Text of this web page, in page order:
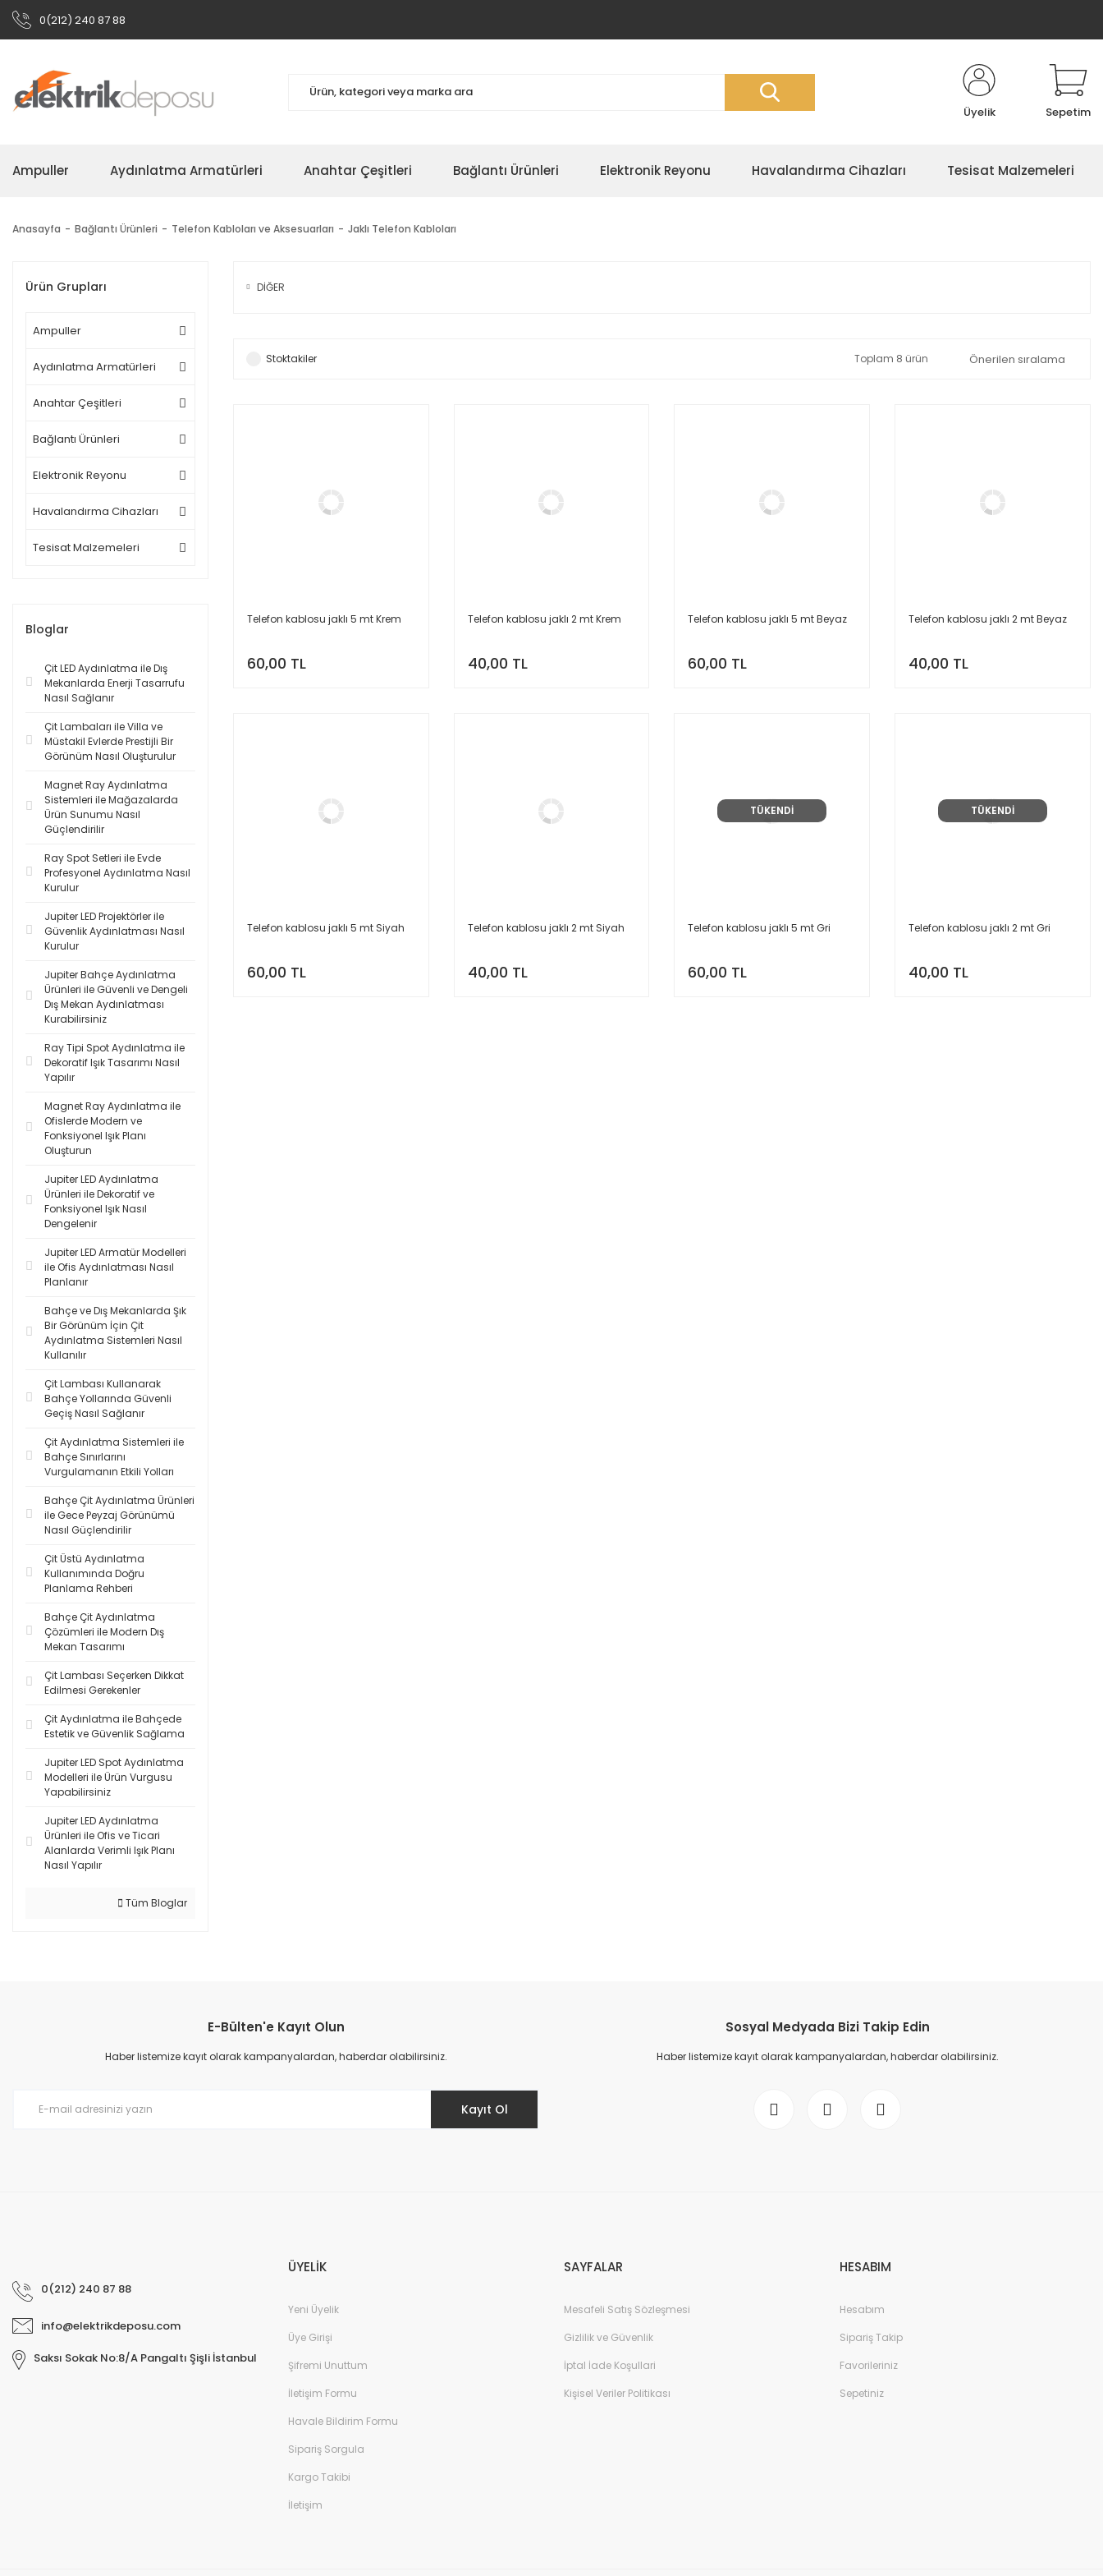
0(212) 240 87 88
Üyelik Sepetim
Ampuller Aydınlatma Armatürleri Anahtar Çeşitleri Bağlantı Ürünleri Elektronik Reyonu Havalandırma Cihazları Tesisat Malzemeleri
Anasayfa Bağlantı Ürünleri Telefon Kabloları ve Aksesuarları Jaklı Telefon Kabloları
Ürün Grupları
Ampuller
Aydınlatma Armatürleri
Anahtar Çeşitleri
Bağlantı Ürünleri
Elektronik Reyonu
Havalandırma Cihazları
Tesisat Malzemeleri
Bloglar
Çit LED Aydınlatma ile Dış
Mekanlarda Enerji Tasarrufu
Nasıl Sağlanır
Çit Lambaları ile Villa ve
Müstakil Evlerde Prestijli Bir
Görünüm Nasıl Oluşturulur
Magnet Ray Aydınlatma
Sistemleri ile Mağazalarda
Ürün Sunumu Nasıl
Güçlendirilir
Ray Spot Setleri ile Evde
Profesyonel Aydınlatma Nasıl
Kurulur
Jupiter LED Projektörler ile
Güvenlik Aydınlatması Nasıl
Kurulur
Jupiter Bahçe Aydınlatma
Ürünleri ile Güvenli ve Dengeli
Dış Mekan Aydınlatması
Kurabilirsiniz
Ray Tipi Spot Aydınlatma ile
Dekoratif Işık Tasarımı Nasıl
Yapılır
Magnet Ray Aydınlatma ile
Ofislerde Modern ve
Fonksiyonel Işık Planı
Oluşturun
Jupiter LED Aydınlatma
Ürünleri ile Dekoratif ve
Fonksiyonel Işık Nasıl
Dengelenir
Jupiter LED Armatür Modelleri
ile Ofis Aydınlatması Nasıl
Planlanır
Bahçe ve Dış Mekanlarda Şık
Bir Görünüm İçin Çit
Aydınlatma Sistemleri Nasıl
Kullanılır
Çit Lambası Kullanarak
Bahçe Yollarında Güvenli
Geçiş Nasıl Sağlanır
Çit Aydınlatma Sistemleri ile
Bahçe Sınırlarını
Vurgulamanın Etkili Yolları
Bahçe Çit Aydınlatma Ürünleri
ile Gece Peyzaj Görünümü
Nasıl Güçlendirilir
Çit Üstü Aydınlatma
Kullanımında Doğru
Planlama Rehberi
Bahçe Çit Aydınlatma
Çözümleri ile Modern Dış
Mekan Tasarımı
Çit Lambası Seçerken Dikkat
Edilmesi Gerekenler
Çit Aydınlatma ile Bahçede
Estetik ve Güvenlik Sağlama
Jupiter LED Spot Aydınlatma
Modelleri ile Ürün Vurgusu
Yapabilirsiniz
Jupiter LED Aydınlatma
Ürünleri ile Ofis ve Ticari
Alanlarda Verimli Işık Planı
Nasıl Yapılır
Tüm Bloglar
DİĞER
Stoktakiler Toplam 8 ürün
Telefon kablosu jaklı 5 mt Krem
60,00 TL
Telefon kablosu jaklı 2 mt Krem
40,00 TL
Telefon kablosu jaklı 5 mt Beyaz
60,00 TL
Telefon kablosu jaklı 2 mt Beyaz
40,00 TL
Telefon kablosu jaklı 5 mt Siyah
60,00 TL
Telefon kablosu jaklı 2 mt Siyah
40,00 TL
TÜKENDİ
Telefon kablosu jaklı 5 mt Gri
60,00 TL
TÜKENDİ
Telefon kablosu jaklı 2 mt Gri
40,00 TL
E-Bülten'e Kayıt Olun
Haber listemize kayıt olarak kampanyalardan, haberdar olabilirsiniz.
Kayıt Ol
Sosyal Medyada Bizi Takip Edin
Haber listemize kayıt olarak kampanyalardan, haberdar olabilirsiniz.
0(212) 240 87 88
info@elektrikdeposu.com
Saksı Sokak No:8/A Pangaltı Şişli İstanbul
ÜYELİK
Yeni Üyelik
Üye Girişi
Şifremi Unuttum
İletişim Formu
Havale Bildirim Formu
Sipariş Sorgula
Kargo Takibi
İletişim
SAYFALAR
Mesafeli Satış Sözleşmesi
Gizlilik ve Güvenlik
İptal İade Koşullari
Kişisel Veriler Politikası
HESABIM
Hesabım
Sipariş Takip
Favorileriniz
Sepetiniz